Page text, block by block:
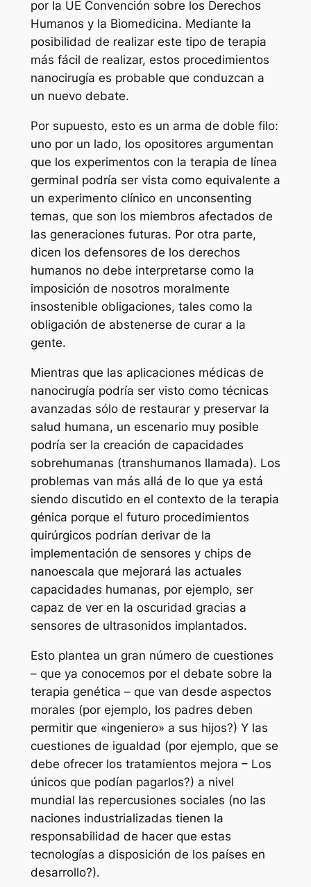
por la UE Convención sobre los Derechos
Humanos y la Biomedicina. Mediante la
posibilidad de realizar este tipo de terapia
más fácil de realizar, estos procedimientos
nanocirugía es probable que conduzcan a
un nuevo debate.
Por supuesto, esto es un arma de doble filo:
uno por un lado, los opositores argumentan
que los experimentos con la terapia de línea
germinal podría ser vista como equivalente a
un experimento clínico en unconsenting
temas, que son los miembros afectados de
las generaciones futuras. Por otra parte,
dicen los defensores de los derechos
humanos no debe interpretarse como la
imposición de nosotros moralmente
insostenible obligaciones, tales como la
obligación de abstenerse de curar a la
gente.
Mientras que las aplicaciones médicas de
nanocirugía podría ser visto como técnicas
avanzadas sólo de restaurar y preservar la
salud humana, un escenario muy posible
podría ser la creación de capacidades
sobrehumanas (transhumanos llamada). Los
problemas van más allá de lo que ya está
siendo discutido en el contexto de la terapia
génica porque el futuro procedimientos
quirúrgicos podrían derivar de la
implementación de sensores y chips de
nanoescala que mejorará las actuales
capacidades humanas, por ejemplo, ser
capaz de ver en la oscuridad gracias a
sensores de ultrasonidos implantados.
Esto plantea un gran número de cuestiones
– que ya conocemos por el debate sobre la
terapia genética – que van desde aspectos
morales (por ejemplo, los padres deben
permitir que «ingeniero» a sus hijos?) Y las
cuestiones de igualdad (por ejemplo, que se
debe ofrecer los tratamientos mejora – Los
únicos que podían pagarlos?) a nivel
mundial las repercusiones sociales (no las
naciones industrializadas tienen la
responsabilidad de hacer que estas
tecnologías a disposición de los países en
desarrollo?).